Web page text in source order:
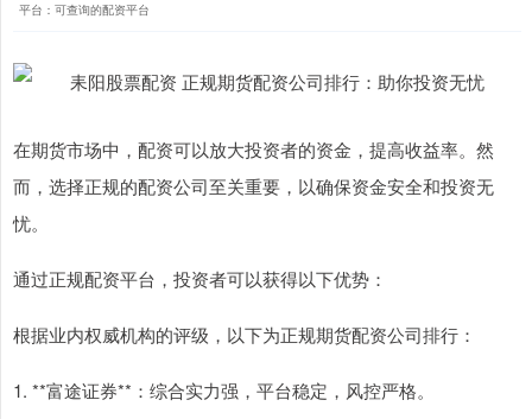
平台：可查询的配资平台
在期货市场中，配资可以放大投资者的资金，提高收益率。然
而，选择正规的配资公司至关重要，以确保资金安全和投资无
忧。
通过正规配资平台，投资者可以获得以下优势：
根据业内权威机构的评级，以下为正规期货配资公司排行：
1. **富途证券**：综合实力强，平台稳定，风控严格。